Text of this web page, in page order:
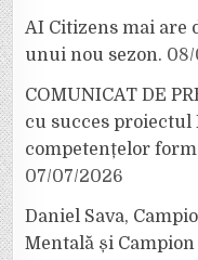
AI Citizens mai are
unui nou sezon.
COMUNICAT DE
cu succes proiectul
competențelor
07/07/2026
Daniel Sava,
Mentală și